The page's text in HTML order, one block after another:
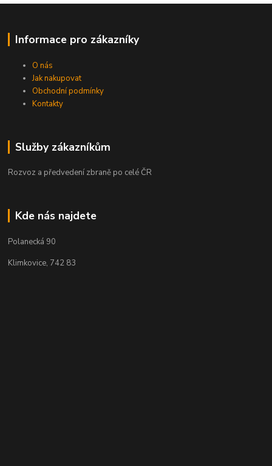
Informace pro zákazníky
O nás
Jak nakupovat
Obchodní podmínky
Kontakty
Služby zákazníkům
Rozvoz a předvedení zbraně po celé ČR
Kde nás najdete
Polanecká 90
Klimkovice, 742 83